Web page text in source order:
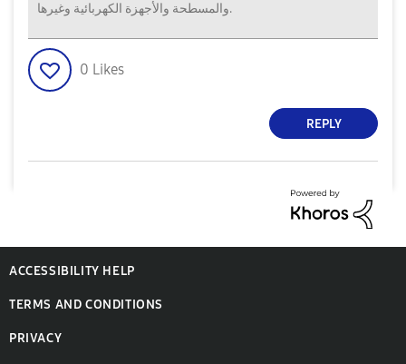
والمسطحة والأجهزة الكهربائية وغيرها.
0 Likes
REPLY
ACCESSIBILITY HELP
TERMS AND CONDITIONS
PRIVACY